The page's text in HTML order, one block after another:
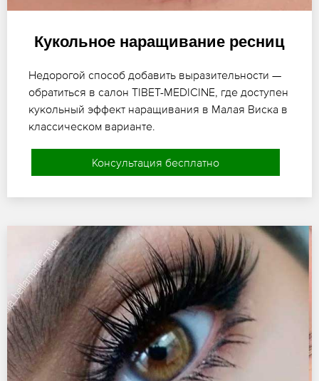
Кукольное наращивание ресниц
Недорогой способ добавить выразительности —
обратиться в салон TIBET-MEDICINE, где доступен
кукольный эффект наращивания в Малая Виска в
классическом варианте.
Консультация бесплатно